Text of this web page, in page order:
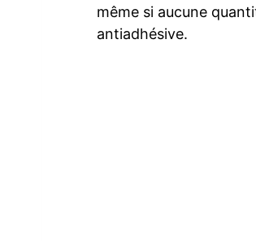
même si aucune
antiadhésive.